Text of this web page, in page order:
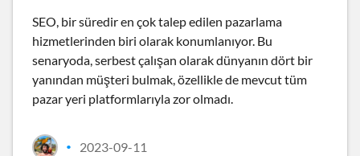
SEO, bir süredir en çok talep edilen pazarlama
hizmetlerinden biri olarak konumlanıyor. Bu
senaryoda, serbest çalışan olarak dünyanın dört bir
yanından müşteri bulmak, özellikle de mevcut tüm
pazar yeri platformlarıyla zor olmadı.
• 2023-09-11